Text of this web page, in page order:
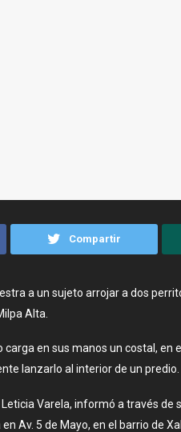
Compartir
a un sujeto arrojar a dos
Alta.
en sus manos un costal, en el
lanzarlo al interior de un predio.
Varela, informó a través de
Av. 5 de Mayo, en el barrio de